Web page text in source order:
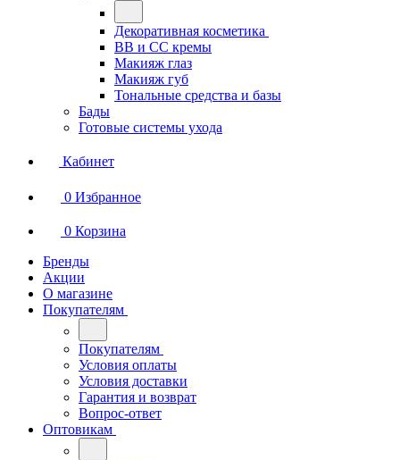
Декоративная косметика
BB и СС кремы
Макияж глаз
Макияж губ
Тональные средства и базы
Бады
Готовые системы ухода
Кабинет
0 Избранное
0 Корзина
Бренды
Акции
О магазине
Покупателям
Покупателям
Условия оплаты
Условия доставки
Гарантия и возврат
Вопрос-ответ
Оптовикам